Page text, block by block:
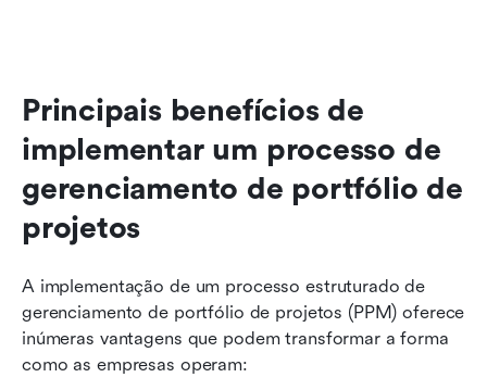
Principais benefícios de
implementar um processo de
gerenciamento de portfólio de
projetos
A implementação de um processo estruturado de
gerenciamento de portfólio de projetos (PPM) oferece
inúmeras vantagens que podem transformar a forma
como as empresas operam: